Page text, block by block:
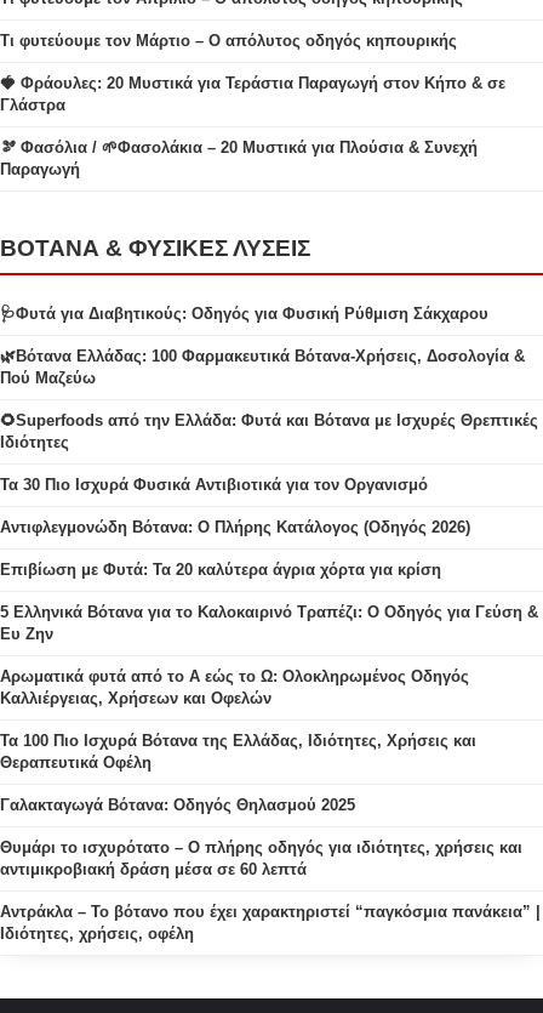
Τι φυτεύουμε τον Μάρτιο – Ο απόλυτος οδηγός κηπουρικής
🍓 Φράουλες: 20 Μυστικά για Τεράστια Παραγωγή στον Κήπο & σε
Γλάστρα
🫘 Φασόλια / 🌱Φασολάκια – 20 Μυστικά για Πλούσια & Συνεχή
Παραγωγή
ΒΟΤΑΝΑ & ΦΥΣΙΚΕΣ ΛΥΣΕΙΣ
🩺Φυτά για Διαβητικούς: Οδηγός για Φυσική Ρύθμιση Σάκχαρου
🌿Βότανα Ελλάδας: 100 Φαρμακευτικά Βότανα-Χρήσεις, Δοσολογία &
Πού Μαζεύω
🌻Superfoods από την Ελλάδα: Φυτά και Βότανα με Ισχυρές Θρεπτικές
Ιδιότητες
Τα 30 Πιο Ισχυρά Φυσικά Αντιβιοτικά για τον Οργανισμό
Αντιφλεγμονώδη Βότανα: Ο Πλήρης Κατάλογος (Οδηγός 2026)
Επιβίωση με Φυτά: Τα 20 καλύτερα άγρια χόρτα για κρίση
5 Ελληνικά Βότανα για το Καλοκαιρινό Τραπέζι: Ο Οδηγός για Γεύση &
Ευ Ζην
Αρωματικά φυτά από το Α εώς το Ω: Ολοκληρωμένος Οδηγός
Καλλιέργειας, Χρήσεων και Οφελών
Τα 100 Πιο Ισχυρά Βότανα της Ελλάδας, Ιδιότητες, Χρήσεις και
Θεραπευτικά Οφέλη
Γαλακταγωγά Βότανα: Οδηγός Θηλασμού 2025
Θυμάρι το ισχυρότατο – Ο πλήρης οδηγός για ιδιότητες, χρήσεις και
αντιμικροβιακή δράση μέσα σε 60 λεπτά
Αντράκλα – Το βότανο που έχει χαρακτηριστεί “παγκόσμια πανάκεια” |
Ιδιότητες, χρήσεις, οφέλη